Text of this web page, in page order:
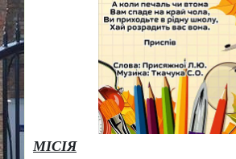
МІСІЯ